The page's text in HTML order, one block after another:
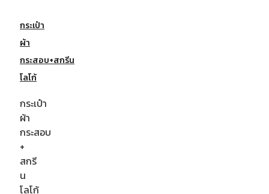
กระเป๋า
ผ้า
กระสอบ+สกรีน
โลโก้
กระเป๋า
ผ้า
กระสอบ
+
สกรี
น
โลโก้